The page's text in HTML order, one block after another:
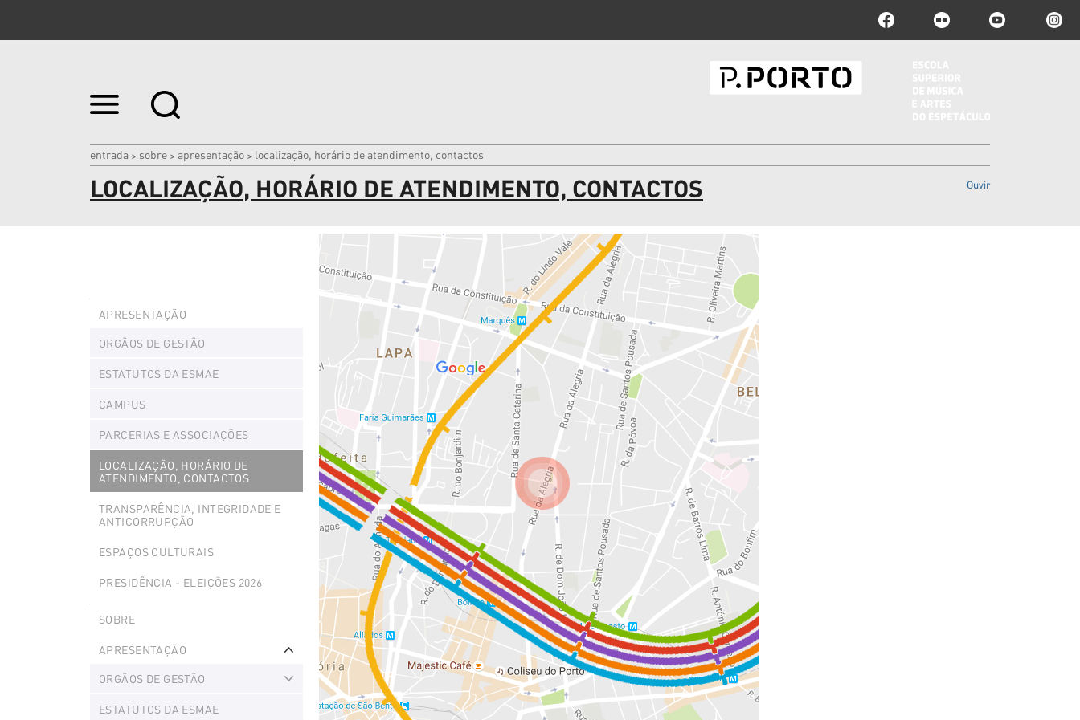
Ir
para
|
Ir
para
entrada > sobre > apresentação > localização, horário de atendimento, contactos
LOCALIZAÇÃO, HORÁRIO DE ATENDIMENTO, CONTACTOS Ouvir
APRESENTAÇÃO
ORGÃOS DE GESTÃO
ESTATUTOS DA ESMAE
CAMPUS
PARCERIAS E ASSOCIAÇÕES
LOCALIZAÇÃO, HORÁRIO DE
ATENDIMENTO, CONTACTOS
TRANSPARÊNCIA, INTEGRIDADE E
ANTICORRUPÇÃO
ESPAÇOS CULTURAIS
PRESIDÊNCIA - ELEIÇÕES 2026
Portlet
SOBRE
Expand
APRESENTAÇÃO
ORGÃOS DE GESTÃO
ESTATUTOS DA ESMAE